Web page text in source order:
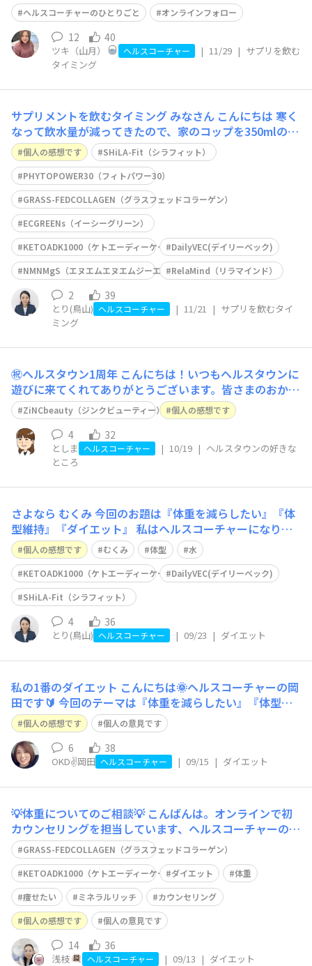
は『サプリの飲むタイミング』 私は毎月オンラインフォ
ローを受け
ヘルスコーチャーのひとりごと オンラインフォロー
12 40
ツキ（山月） ヘルスコーチャー | 11/29 | サプリを飲む
タイミング
サプリメントを飲むタイミング みなさん こんにちは 寒く
なって飲水量が減ってきたので、家のコップを350mlのタ
ンブラーに替えたら、飲水量を取り戻せるようになってき
ました😋🥛 さて、今回のテーマは『サプリメントを飲む
タイミング』私がサプリメントを飲むタイミングは、基本
的には朝です☀️なぜなら、1番飲み忘れにく
個人の感想です
SHiLA-Fit（シラフィット）
PHYTOPOWER30（フィトパワー30）
GRASS-FEDCOLLAGEN（グラスフェッドコラーゲン）
ECGREENs（イーシーグリーン）
KETOADK1000（ケトエーディーケー1000）DailyVEC(デイリーベック)
NMNMgS（エヌエムエヌエムジーエス）RelaMind（リラマインド）
2 39
とり(鳥山) ヘルスコーチャー | 11/21 | サプリを飲むタイ
ミング
㊗️ヘルスタウン1周年 こんにちは！いつもヘルスタウンに
遊びに来てくれてありがとうございます。皆さまのおかげ
で1周年を迎えることができました。パチパチパチパチ
👏 M.B.M.Sがスタートしてご愛用者から、飲み始めて良
かったことや、がんばったことを伺っていて 「この実例
をお店の中だけでなく、全国の皆さまに
ZiNCbeauty（ジンクビューティー） 個人の感想です
4 32
としま ヘルスコーチャー | 10/19 | ヘルスタウンの好きな
ところ
さよなら むくみ今回のお題は『体重を減らしたい』『体
型維持』『ダイエット』 私はヘルスコーチャーになり、
以前から知っている社員さん達に会う度に「痩せた？」
「痩せた？｣と何人にも言われました🌟 体重は2kg減りま
した一般的には〈人は見た目で痩せたと気づかれるのは
3〜5kg変わった時〉と言われるので
個人の感想です むくみ 体型
水
KETOADK1000（ケトエーディーケー1000）DailyVEC(デイリーベック)
SHiLA-Fit（シラフィット）
4 36
とり(鳥山) ヘルスコーチャー | 09/23 | ダイエット
私の1番のダイエット こんにちは🌞ヘルスコーチャーの岡
田です🔰 今回のテーマは『体重を減らしたい』『体型維
持』『ダイエット』 1番と言っていいほど、こちらのお悩
みはよく聞きますし、私も気持ちは万年ダイエッター
💪 🐷20歳の頃は豆乳クッキーダイエット（おやつ感覚）
🐷マルコに入社してからは何度も
個人の感想です 個人の意見です
6 38
OKD✌️岡田 ヘルスコーチャー | 09/15 | ダイエット
💡体重についてのご相談💡 こんばんは。オンラインで初
カウンセリングを担当しています、ヘルスコーチャーの浅
枝です。 前回まで、『ヘルスコーチャーのひとりごと』
のテーマは【水について】でしたが、今回からは、お客様
からの最も多いご相談。『体重を減らしたい』『体型維
持』『ダイエット』についてです。 ・なかなか体重
GRASS-FEDCOLLAGEN（グラスフェッドコラーゲン）
KETOADK1000（ケトエーディーケー1000）ダイエット
体重
痩せたい
ミネラルリッチ
カウンセリング
個人の感想です
個人の意見です
14 36
浅枝 ヘルスコーチャー | 09/13 | ダイエット